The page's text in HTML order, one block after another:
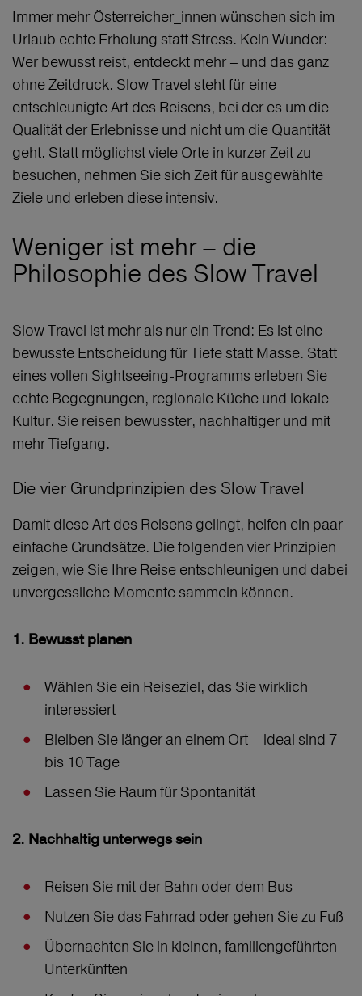
Immer mehr Österreicher_innen wünschen sich im
Urlaub echte Erholung statt Stress. Kein Wunder:
Wer bewusst reist, entdeckt mehr – und das ganz
ohne Zeitdruck. Slow Travel steht für eine
entschleunigte Art des Reisens, bei der es um die
Qualität der Erlebnisse und nicht um die Quantität
geht. Statt möglichst viele Orte in kurzer Zeit zu
besuchen, nehmen Sie sich Zeit für ausgewählte
Ziele und erleben diese intensiv.
Weniger ist mehr – die
Philosophie des Slow Travel
Slow Travel ist mehr als nur ein Trend: Es ist eine
bewusste Entscheidung für Tiefe statt Masse. Statt
eines vollen Sightseeing-Programms erleben Sie
echte Begegnungen, regionale Küche und lokale
Kultur. Sie reisen bewusster, nachhaltiger und mit
mehr Tiefgang.
Die vier Grundprinzipien des Slow Travel
Damit diese Art des Reisens gelingt, helfen ein paar
einfache Grundsätze. Die folgenden vier Prinzipien
zeigen, wie Sie Ihre Reise entschleunigen und dabei
unvergessliche Momente sammeln können.
1. Bewusst planen
Wählen Sie ein Reiseziel, das Sie wirklich
interessiert
Bleiben Sie länger an einem Ort – ideal sind 7
bis 10 Tage
Lassen Sie Raum für Spontanität
2. Nachhaltig unterwegs sein
Reisen Sie mit der Bahn oder dem Bus
Nutzen Sie das Fahrrad oder gehen Sie zu Fuß
Übernachten Sie in kleinen, familiengeführten
Unterkünften